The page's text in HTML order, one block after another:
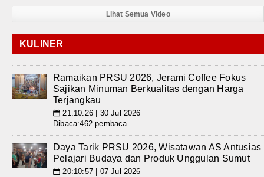
Lihat Semua Video
KULINER
Ramaikan PRSU 2026, Jerami Coffee Fokus
Sajikan Minuman Berkualitas dengan Harga
Terjangkau
📅 21:10:26 | 30 Jul 2026
Dibaca:462 pembaca
Daya Tarik PRSU 2026, Wisatawan AS Antusias
Pelajari Budaya dan Produk Unggulan Sumut
📅 20:10:57 | 07 Jul 2026